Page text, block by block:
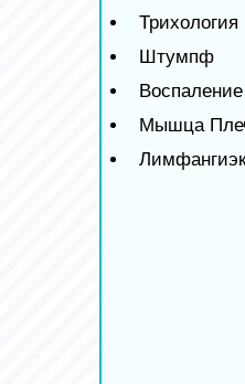
Трихология
Штумпф
Воспаление
Мышца